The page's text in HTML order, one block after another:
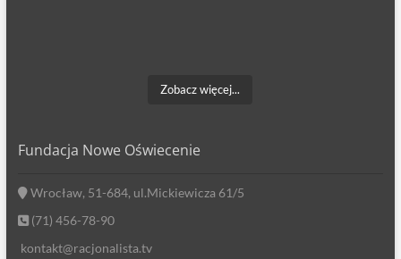
Zobacz więcej...
Fundacja Nowe Oświecenie
Wrocław, 51-684, ul.Mickiewicza 61/5
(71) 456-78-90
kontakt@racjonalista.tv